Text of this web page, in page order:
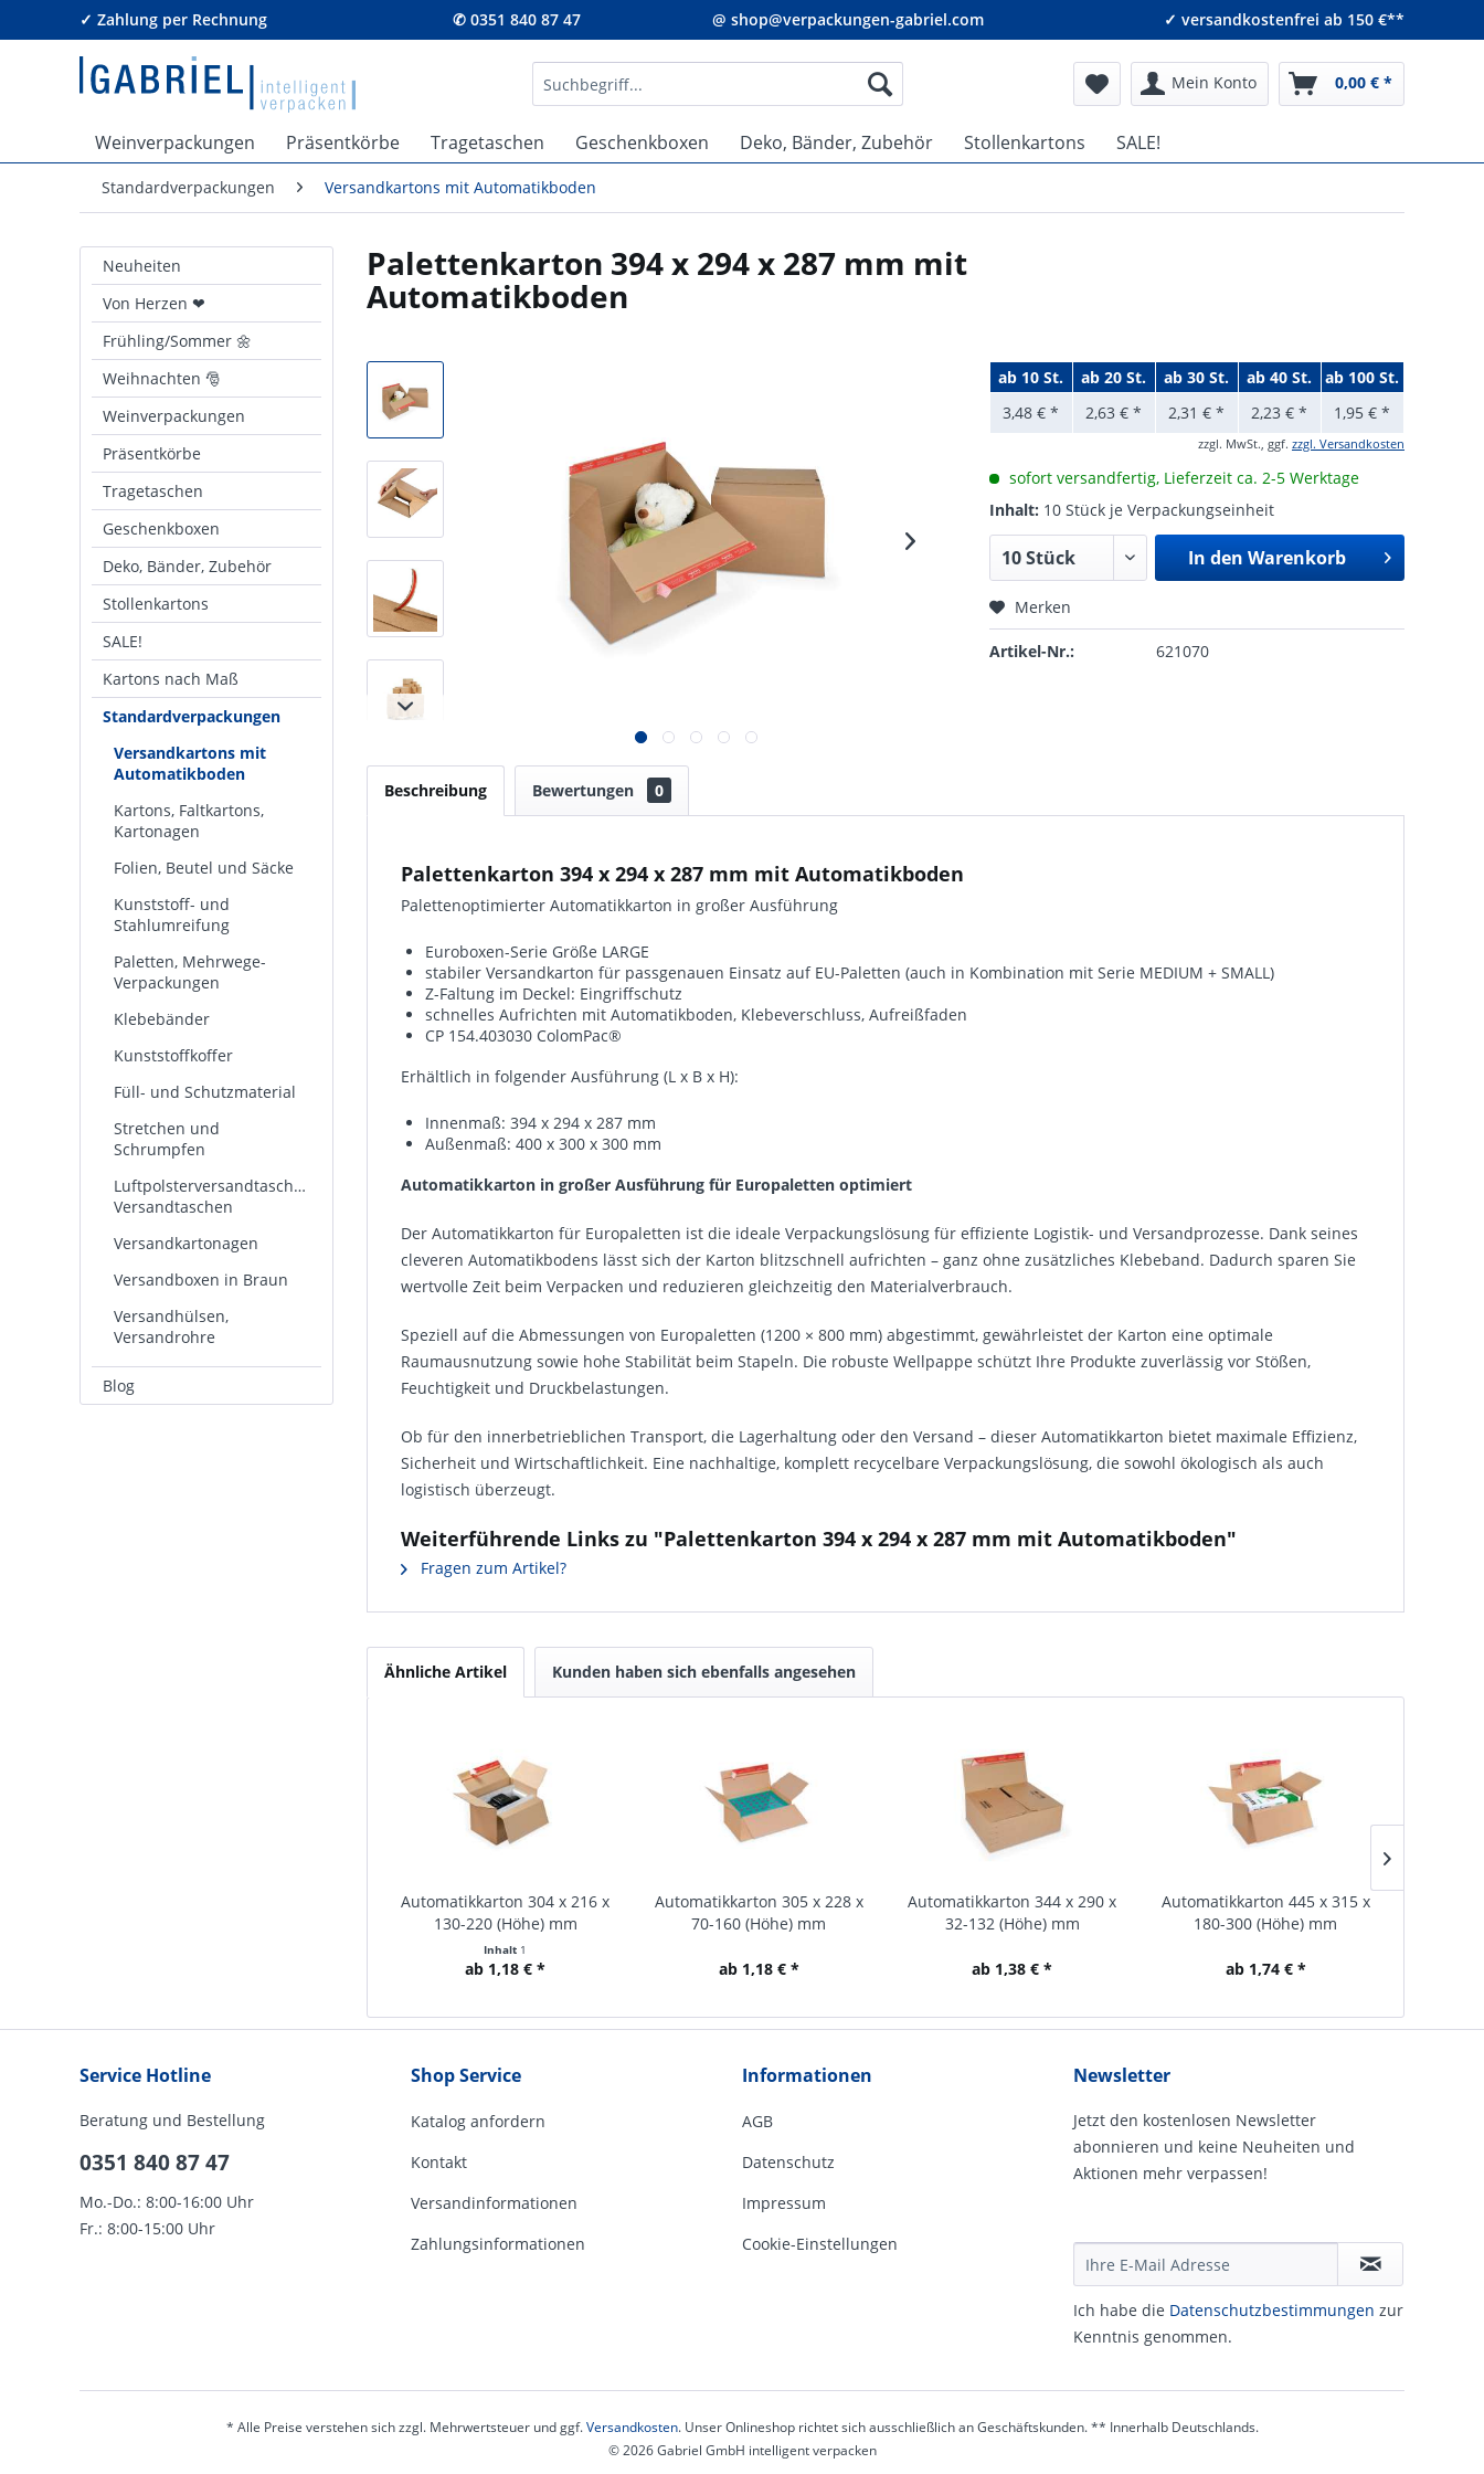
✓ Zahlung per Rechnung ✆ 0351 840 87 47 @ shop@verpackungen-gabriel.com ✓ versandkostenfrei ab 150 €**
Mein Konto 0,00 € *
Weinverpackungen Präsentkörbe Tragetaschen Geschenkboxen Deko, Bänder, Zubehör Stollenkartons SALE!
Standardverpackungen Versandkartons mit Automatikboden
Neuheiten
Von Herzen ❤
Frühling/Sommer 🌼
Weihnachten 🎅
Weinverpackungen
Präsentkörbe
Tragetaschen
Geschenkboxen
Deko, Bänder, Zubehör
Stollenkartons
SALE!
Kartons nach Maß
Standardverpackungen
Versandkartons mit
Automatikboden
Kartons, Faltkartons,
Kartonagen
Folien, Beutel und Säcke
Kunststoff- und
Stahlumreifung
Paletten, Mehrwege-
Verpackungen
Klebebänder
Kunststoffkoffer
Füll- und Schutzmaterial
Stretchen und
Schrumpfen
Luftpolsterversandtaschen,
Versandtaschen
Versandkartonagen
Versandboxen in Braun
Versandhülsen,
Versandrohre
Blog
Palettenkarton 394 x 294 x 287 mm mit
Automatikboden
ab 10 St. ab20 St. ab30 St. ab40 St. ab 100 St.
3,48 € *
2,63 € * 2,31 € * 2,23 € * 1,95 € *
zzgl. MwSt., ggf. zzgl. Versandkosten
sofort versandfertig, Lieferzeit ca. 2-5 Werktage
Inhalt: 10 Stück je Verpackungseinheit
In den Warenkorb
Merken
Artikel-Nr.: 621070
Beschreibung Bewertungen 0
Palettenkarton 394 x 294 x 287 mm mit Automatikboden
Palettenoptimierter Automatikkarton in großer Ausführung
Euroboxen-Serie Größe LARGE
stabiler Versandkarton für passgenauen Einsatz auf EU-Paletten (auch in Kombination mit Serie MEDIUM + SMALL)
Z-Faltung im Deckel: Eingriffschutz
schnelles Aufrichten mit Automatikboden, Klebeverschluss, Aufreißfaden
CP 154.403030 ColomPac®
Erhältlich in folgender Ausführung (L x B x H):
Innenmaß: 394 x 294 x 287 mm
Außenmaß: 400 x 300 x 300 mm
Automatikkarton in großer Ausführung für Europaletten optimiert
Der Automatikkarton für Europaletten ist die ideale Verpackungslösung für effiziente Logistik- und Versandprozesse. Dank seines
cleveren Automatikbodens lässt sich der Karton blitzschnell aufrichten – ganz ohne zusätzliches Klebeband. Dadurch sparen Sie
wertvolle Zeit beim Verpacken und reduzieren gleichzeitig den Materialverbrauch.
Speziell auf die Abmessungen von Europaletten (1200 × 800 mm) abgestimmt, gewährleistet der Karton eine optimale
Raumausnutzung sowie hohe Stabilität beim Stapeln. Die robuste Wellpappe schützt Ihre Produkte zuverlässig vor Stößen,
Feuchtigkeit und Druckbelastungen.
Ob für den innerbetrieblichen Transport, die Lagerhaltung oder den Versand – dieser Automatikkarton bietet maximale Effizienz,
Sicherheit und Wirtschaftlichkeit. Eine nachhaltige, komplett recycelbare Verpackungslösung, die sowohl ökologisch als auch
logistisch überzeugt.
Weiterführende Links zu "Palettenkarton 394 x 294 x 287 mm mit Automatikboden"
Fragen zum Artikel?
Ähnliche Artikel Kunden haben sich ebenfalls angesehen
Automatikkarton 304 x 216 x
130-220 (Höhe) mm
Inhalt 1
ab 1,18 € *
Automatikkarton 305 x 228 x
70-160 (Höhe) mm
ab 1,18 € *
Automatikkarton 344 x 290 x
32-132 (Höhe) mm
ab 1,38 € *
Automatikkarton 445 x 315 x
180-300 (Höhe) mm
ab 1,74 € *
Service Hotline
Beratung und Bestellung
0351 840 87 47
Mo.-Do.: 8:00-16:00 Uhr
Fr.: 8:00-15:00 Uhr
Shop Service
Katalog anfordern
Kontakt
Versandinformationen
Zahlungsinformationen
Informationen
AGB
Datenschutz
Impressum
Cookie-Einstellungen
Newsletter
Jetzt den kostenlosen Newsletter
abonnieren und keine Neuheiten und
Aktionen mehr verpassen!
Ich habe die Daten­schutz­be­stim­mungen zur
Kennt­nis genommen.
* Alle Preise verstehen sich zzgl. Mehrwertsteuer und ggf.Versandkosten. Unser Onlineshop richtet sich ausschließlich an Geschäftskunden. ** Innerhalb Deutschlands.
© 2026 Gabriel GmbH intelligent verpacken